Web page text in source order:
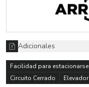
Adicionales
Facilidad para estacionarse
Circuito Cerrado
Elevador